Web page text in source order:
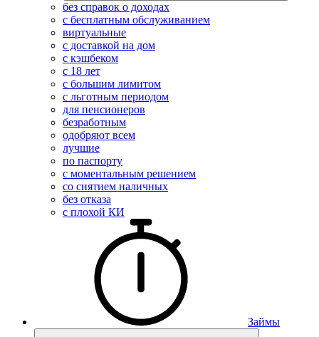
без справок о доходах
с бесплатным обслуживанием
виртуальные
с доставкой на дом
с кэшбеком
с 18 лет
с большим лимитом
с льготным периодом
для пенсионеров
безработным
одобряют всем
лучшие
по паспорту
с моментальным решением
со снятием наличных
без отказа
с плохой КИ
Займы